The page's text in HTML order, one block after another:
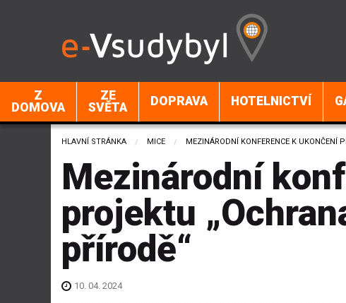
Z
DOMOVA
ZE
SVĚTA
DOPRAVA HOTELNICTVÍ
HLAVNÍ STRÁNKA MICE CURRENT:
MEZINÁRODNÍ KONFERENCE K UKONČENÍ
Mezinárodní
projektu
přírodě“
10. 04. 2024